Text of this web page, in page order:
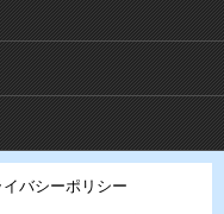
バシーポリシー